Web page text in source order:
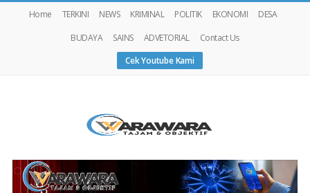
Home TERKINI NEWS KRIMINAL POLITIK EKONOMI
DESA
BUDAYA
SAINS ADVETORIAL
Contact Us
Cek Youtube Kami